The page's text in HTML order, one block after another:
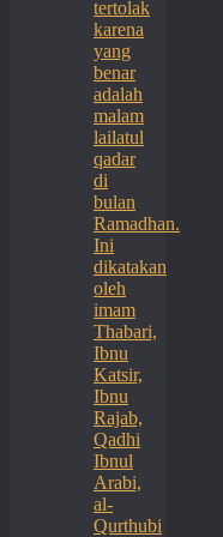
tertolak
karena
yang
benar
adalah
malam
lailatul
qadar
di
bulan
Ramadhan.
Ini
dikatakan
oleh
imam
Thabari,
Ibnu
Katsir,
Ibnu
Rajab,
Qadhi
Ibnul
Arabi,
al-
Qurthubi